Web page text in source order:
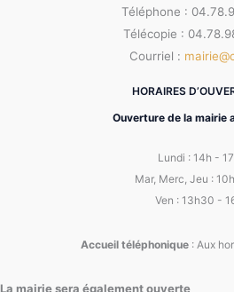
Téléphone :
Télécopie :
Courriel :
HORAIRES
Ouverture de la mairie
Lundi : 14h -
Mar, Merc, Jeu :
Ven : 13h30 -
Accueil téléphonique: Aux
La mairie sera également ouverte